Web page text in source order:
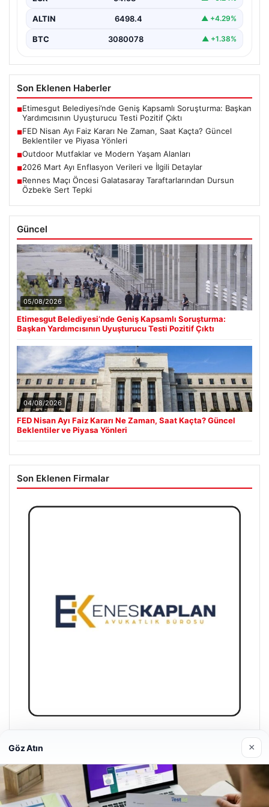
ALTIN 6498.4 ▲ +4.29%
BTC 3080078 ▲ +1.38%
Son Eklenen Haberler
■Etimesgut Belediyesi’nde Geniş Kapsamlı Soruşturma: Başkan
Yardımcısının Uyuşturucu Testi Pozitif Çıktı
■FED Nisan Ayı Faiz Kararı Ne Zaman, Saat Kaçta? Güncel
Beklentiler ve Piyasa Yönleri
■Outdoor Mutfaklar ve Modern Yaşam Alanları
■2026 Mart Ayı Enflasyon Verileri ve İlgili Detaylar
■Rennes Maçı Öncesi Galatasaray Taraftarlarından Dursun
Özbek’e Sert Tepki
Güncel
05/08/2026
Etimesgut Belediyesi’nde Geniş Kapsamlı Soruşturma:
Başkan Yardımcısının Uyuşturucu Testi Pozitif Çıktı
04/08/2026
FED Nisan Ayı Faiz Kararı Ne Zaman, Saat Kaçta? Güncel
Beklentiler ve Piyasa Yönleri
Son Eklenen Firmalar
Enes Kaplan Avukatlık Bürosu
Göz Atın ×